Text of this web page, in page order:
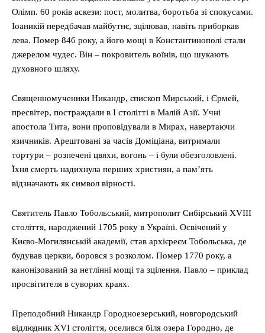
Олімп. 60 років аскези: пост, молитва, боротьба зі спокусами.
Іоаникій передбачав майбутнє, зцілював, навіть приборкав
лева. Помер 846 року, а його мощі в Константинополі стали
джерелом чудес. Він – покровитель воїнів, що шукають
духовного шляху.
Священномученики Никандр, єпископ Мирський, і Єрмей,
пресвітер, постраждали в I столітті в Малій Азії. Учні
апостола Тита, вони проповідували в Мирах, навертаючи
язичників. Арештовані за часів Доміціана, витримали
тортури – розпечені цвяхи, вогонь – і були обезголовлені.
Їхня смерть надихнула перших християн, а пам’ять
відзначають як символ вірності.
Святитель Павло Тобольський, митрополит Сибірський XVIII
століття, народжений 1705 року в Україні. Освічений у
Києво-Могилянській академії, став архієреєм Тобольська, де
будував церкви, боровся з розколом. Помер 1770 року, а
канонізований за нетлінні мощі та зцілення. Павло – приклад
просвітителя в суворих краях.
Преподобний Никандр Городноезерський, новгородський
відлюдник XVI століття, оселився біля озера Городно, де